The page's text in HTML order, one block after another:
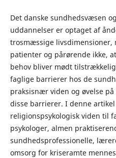
Det danske sundhedsvæsen
uddannelser er optaget af
trosmæssige livsdimensioner,
patienter og pårørende ikke,
behov bliver mødt
faglige barrierer hos de
praksisnær viden og øvelse
disse barrierer. I denne
religionspsykologisk viden til
psykologer, almen
sundhedsprofessionelle,
omsorg for kriseramte